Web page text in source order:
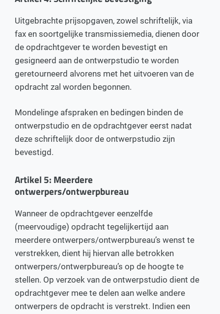
Uitgebrachte prijsopgaven, zowel schriftelijk, via
fax en soortgelijke transmissiemedia, dienen door
de opdrachtgever te worden bevestigt en
gesigneerd aan de ontwerpstudio te worden
geretourneerd alvorens met het uitvoeren van de
opdracht zal worden begonnen.
Mondelinge afspraken en bedingen binden de
ontwerpstudio en de opdrachtgever eerst nadat
deze schriftelijk door de ontwerpstudio zijn
bevestigd.
Artikel 5: Meerdere
ontwerpers/ontwerpbureau
Wanneer de opdrachtgever eenzelfde
(meervoudige) opdracht tegelijkertijd aan
meerdere ontwerpers/ontwerpbureau’s wenst te
verstrekken, dient hij hiervan alle betrokken
ontwerpers/ontwerpbureau’s op de hoogte te
stellen. Op verzoek van de ontwerpstudio dient de
opdrachtgever mee te delen aan welke andere
ontwerpers de opdracht is verstrekt. Indien een